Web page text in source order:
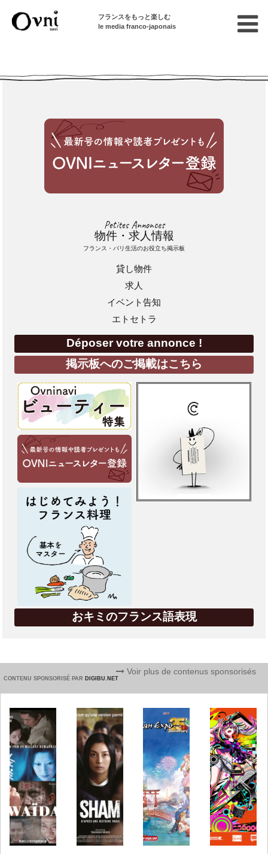
フランスをもっと楽しむ
le media franco-japonais
Petites Annonces
物件・求人情報
フランス・パリ生活のお役立ち掲示板
貸し物件
求人
イベント告知
エトセトラ
Déposer votre annonce !
掲示板へのご掲載はこちら
おキミのフランス語表現
CONTENU SPONSORISÉ PAR DIGIBU.NET
Voir plus de contenus sponsorisés